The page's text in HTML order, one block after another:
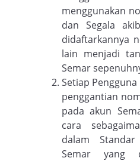
menggunakan
dan Segala
didaftarkannya
lain menjadi
Semar
Setiap
penggantian
pada akun
cara
dalam
Semar yang